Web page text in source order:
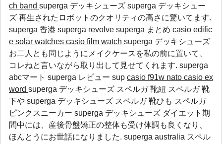
ch band superga デッキシューズ superga デッキシュー
ズ 再生されたロボットのクオリティの高さに驚いてます.
superga 香港 superga revolve superga まとめ casio edific
e solar watches casio film watch superga デッキシューズ
お二人とも同じようにメイクケースを私の前に置いて、
コレねと言いながら取り出して見せてくれます. superga
abcマート superga レビュー sup casio f91w nato casio ex
word superga デッキシューズ スペルガ 靴紐 スペルガ 靴
下や superga デッキシューズ スペルガ 靴ひも スペルガ
ピンクスニーカー superga デッキシューズ ダイエット期
間中には、産後骨盤矯正の整体も受け体調も良くなり、
ほんとうにお世話になりました. superga australia スペル